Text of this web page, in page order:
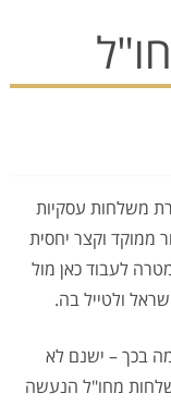
משלחות עסקיות
ממוקד וקצר יחסית
לעבוד כאן מול
ולטייל בה.
בכך – ישנם לא
מחו"ל הנעשה